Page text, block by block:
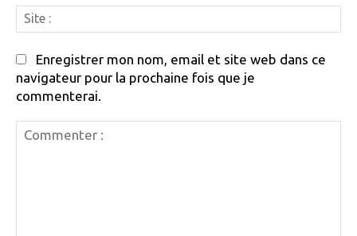
:
Enregistrer mon nom, email et site web dans ce
navigateur pour la prochaine fois que je
commenterai.